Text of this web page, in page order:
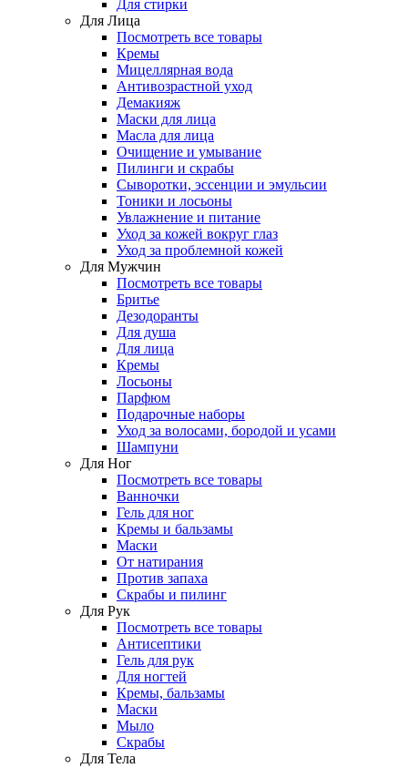
Для стирки
Для Лица
Посмотреть все товары
Кремы
Мицеллярная вода
Антивозрастной уход
Демакияж
Маски для лица
Масла для лица
Очищение и умывание
Пилинги и скрабы
Сыворотки, эссенции и эмульсии
Тоники и лосьоны
Увлажнение и питание
Уход за кожей вокруг глаз
Уход за проблемной кожей
Для Мужчин
Посмотреть все товары
Бритье
Дезодоранты
Для душа
Для лица
Кремы
Лосьоны
Парфюм
Подарочные наборы
Уход за волосами, бородой и усами
Шампуни
Для Ног
Посмотреть все товары
Ванночки
Гель для ног
Кремы и бальзамы
Маски
От натирания
Против запаха
Скрабы и пилинг
Для Рук
Посмотреть все товары
Антисептики
Гель для рук
Для ногтей
Кремы, бальзамы
Маски
Мыло
Скрабы
Для Тела